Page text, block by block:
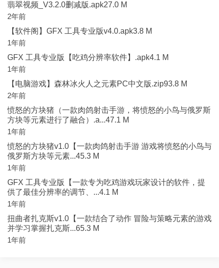
翡翠视频_V3.2.0删减版.apk27.0 M
2年前
【软件阁】GFX 工具专业版v4.0.apk3.8 M
1年前
GFX 工具专业版【吃鸡分辨率软件】.apk4.1 M
1年前
【电脑游戏】森林冰火人之元素PC中文版.zip93.8 M
2年前
愤怒的方块猪（一款肉鸽射击手游，将愤怒的小鸟与俄罗斯
方块等元素进行了融合）.a...47.1 M
1年前
愤怒的方块猪v1.0【一款肉鸽射击手游 游戏将愤怒的小鸟与
俄罗斯方块等元素...45.3 M
1年前
GFX 工具专业版【一款专为吃鸡游戏玩家设计的软件，提
供了最佳分辨率的调节、...4.1 M
1年前
扭曲者扎克斯v1.0【一款结合了动作 冒险与策略元素的游戏
并学习掌握扎克斯...65.3 M
1年前